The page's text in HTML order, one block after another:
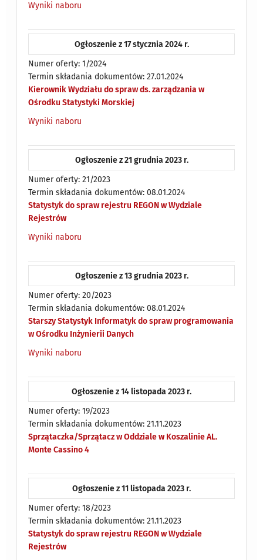
Wyniki naboru
Ogłoszenie z 17 stycznia 2024 r.
Numer oferty: 1/2024
Termin składania dokumentów: 27.01.2024
Kierownik Wydziału do spraw ds. zarządzania w
Ośrodku Statystyki Morskiej
Wyniki naboru
Ogłoszenie z 21 grudnia 2023 r.
Numer oferty: 21/2023
Termin składania dokumentów: 08.01.2024
Statystyk do spraw rejestru REGON w Wydziale
Rejestrów
Wyniki naboru
Ogłoszenie z 13 grudnia 2023 r.
Numer oferty: 20/2023
Termin składania dokumentów: 08.01.2024
Starszy Statystyk Informatyk do spraw programowania
w Ośrodku Inżynierii Danych
Wyniki naboru
Ogłoszenie z 14 listopada 2023 r.
Numer oferty: 19/2023
Termin składania dokumentów: 21.11.2023
Sprzątaczka/Sprzątacz w Oddziale w Koszalinie AL.
Monte Cassino 4
Ogłoszenie z 11 listopada 2023 r.
Numer oferty: 18/2023
Termin składania dokumentów: 21.11.2023
Statystyk do spraw rejestru REGON w Wydziale
Rejestrów